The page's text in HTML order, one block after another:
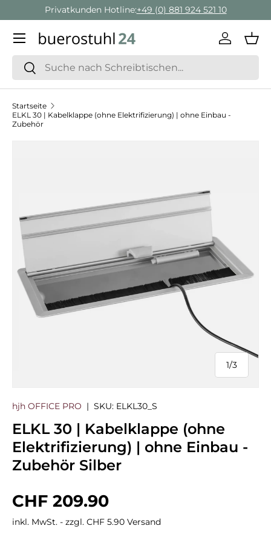
Direkt zum Inhalt
Privatkunden Hotline:+49 (0) 881 924 521 10
Suchen
Suchen
Menü
Startseite
ELKL 30 | Kabelklappe (ohne Elektrifizierung) | ohne Einbau -
Zubehör
1/
von
3
hjh OFFICE PRO | SKU: ELKL30_S
ELKL 30 | Kabelklappe (ohne
Elektrifizierung) | ohne Einbau -
Zubehör Silber
Normaler Preis
CHF 209.90
inkl. MwSt. - zzgl. CHF 5.90 Versand